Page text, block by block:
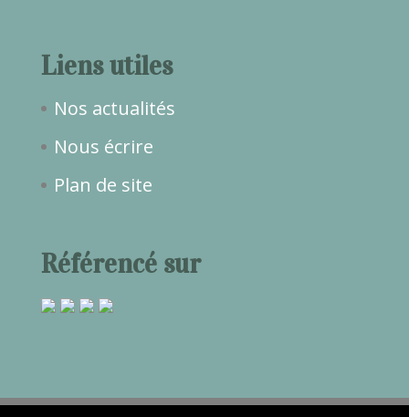
Liens utiles
Nos actualités
Nous écrire
Plan de site
Référencé sur